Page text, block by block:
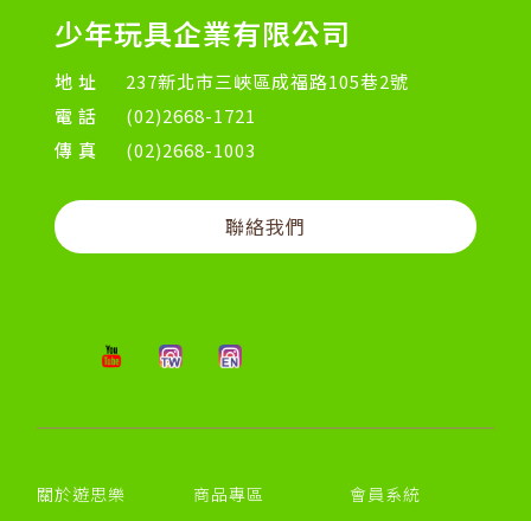
少年玩具企業有限公司
地址
237新北市三峽區成福路105巷2號
電話
(02)2668-1721
傳真
(02)2668-1003
聯絡我們
關於遊思樂 商品專區 會員系統